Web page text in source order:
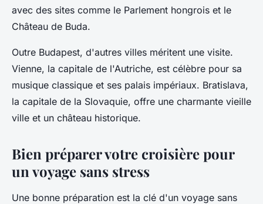
avec des sites comme le Parlement hongrois et le
Château de Buda.
Outre Budapest, d'autres villes méritent une visite.
Vienne, la capitale de l'Autriche, est célèbre pour sa
musique classique et ses palais impériaux. Bratislava,
la capitale de la Slovaquie, offre une charmante vieille
ville et un château historique.
Bien préparer votre croisière pour
un voyage sans stress
Une bonne préparation est la clé d'un voyage sans